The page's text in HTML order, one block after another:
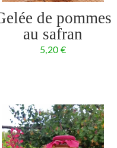
de pommes
au safran
5,20€